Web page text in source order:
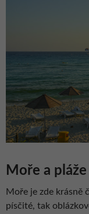
Moře a pláže
Moře je zde krásně
písčité, tak